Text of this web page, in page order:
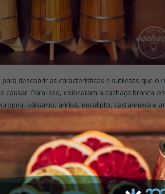
descobrir as características e sutilezas que o
causar. Para isso, colocaram a cachaça branca
bálsamo, ariribá, eucalipto, castanheira e
e fazem uma degustação técnica das bebidas,
Gente… Isso é que é vida. Fato é que eles estão
no assunto deveriam divulgar. Um seleto
reportarão no Mapa da Cachaça, em
projeto que eles estão desenvolvendo.